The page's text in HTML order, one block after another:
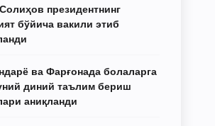
президентнинг
бўйича вакили этиб
ва Фарғонада болаларга
диний таълим бериш
аниқланди